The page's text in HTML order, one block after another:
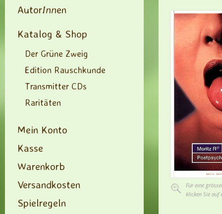
AutorInnen
Katalog & Shop
Der Grüne Zweig
Edition Rauschkunde
Transmitter CDs
Raritäten
Mein Konto
Kasse
Warenkorb
Versandkosten
Spielregeln
Für eine
klicken Sie auf